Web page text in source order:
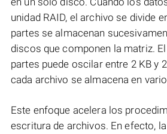
unidad RAID, el archivo se divide
partes se almacenan
discos que componen la matriz.
partes puede oscilar entre 2 KB y
cada archivo se almacena en
Este enfoque acelera los
escritura de archivos. En efecto,